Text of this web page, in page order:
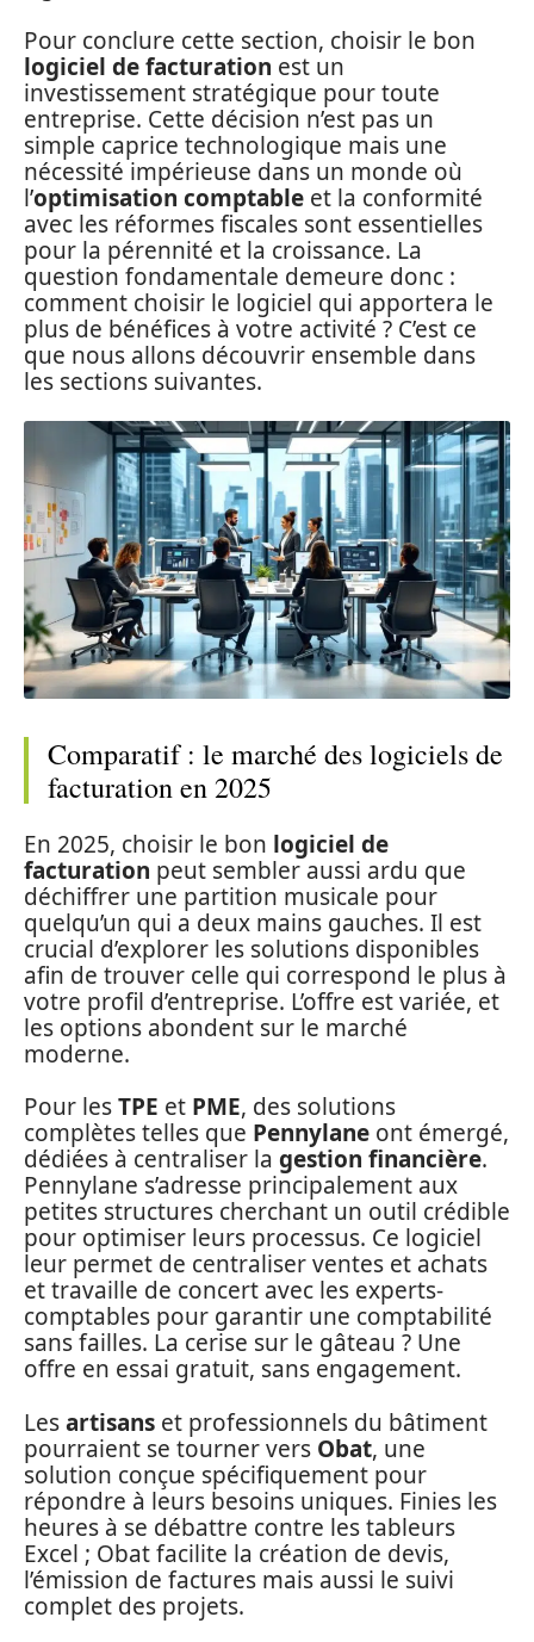
Pour conclure cette section, choisir le bon
logiciel de facturation est un
investissement stratégique pour toute
entreprise. Cette décision n’est pas un
simple caprice technologique mais une
nécessité impérieuse dans un monde où
l’optimisation comptable et la conformité
avec les réformes fiscales sont essentielles
pour la pérennité et la croissance. La
question fondamentale demeure donc :
comment choisir le logiciel qui apportera le
plus de bénéfices à votre activité ? C’est ce
que nous allons découvrir ensemble dans
les sections suivantes.
Comparatif : le marché des logiciels de
facturation en 2025
En 2025, choisir le bon logiciel de
facturation peut sembler aussi ardu que
déchiffrer une partition musicale pour
quelqu’un qui a deux mains gauches. Il est
crucial d’explorer les solutions disponibles
afin de trouver celle qui correspond le plus à
votre profil d’entreprise. L’offre est variée, et
les options abondent sur le marché
moderne.
Pour lesTPE et PME, des solutions
complètes telles que Pennylane ont émergé,
dédiées à centraliser la gestion financière.
Pennylane s’adresse principalement aux
petites structures cherchant un outil crédible
pour optimiser leurs processus. Ce logiciel
leur permet de centraliser ventes et achats
et travaille de concert avec les experts-
comptables pour garantir une comptabilité
sans failles. La cerise sur le gâteau ? Une
offre en essai gratuit, sans engagement.
Lesartisans et professionnels du bâtiment
pourraient se tourner vers Obat, une
solution conçue spécifiquement pour
répondre à leurs besoins uniques. Finies les
heures à se débattre contre les tableurs
Excel ; Obat facilite la création de devis,
l’émission de factures mais aussi le suivi
complet des projets.